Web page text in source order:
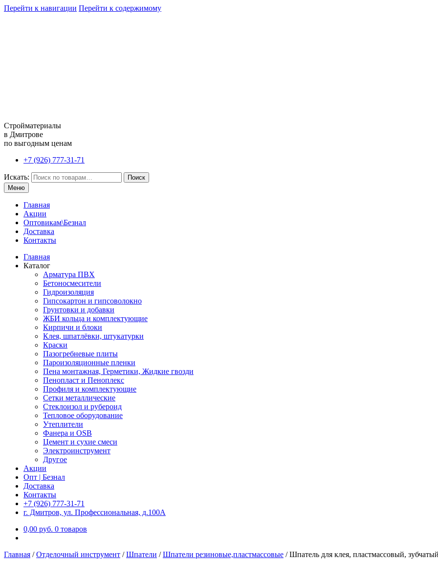
Перейти к навигации Перейти к содержимому
Стройматериалы
в Дмитрове
по выгодным ценам
+7 (926) 777-31-71
Искать:
Поиск
Меню
Главная
Акции
Оптовикам\Безнал
Доставка
Контакты
Главная
Каталог
Арматура ПВХ
Бетоносмесители
Гидроизоляция
Гипсокартон и гипсоволокно
Грунтовки и добавки
ЖБИ кольца и комплектующие
Кирпичи и блоки
Клея, шпатлёвки, штукатурки
Краски
Пазогребневые плиты
Пароизоляционные пленки
Пена монтажная, Герметики, Жидкие гвозди
Пенопласт и Пеноплекс
Профиля и комплектующие
Сетки металлические
Стеклоизол и рубероид
Тепловое оборудование
Утеплители
Фанера и OSB
Цемент и сухие смеси
Электроинструмент
Другое
Акции
Опт | Безнал
Доставка
Контакты
+7 (926) 777-31-71
г. Дмитров, ул. Профессиональная, д.100А
0,00 руб. 0 товаров
Главная /Отделочный инструмент /Шпатели /Шпатели резиновые,пластмассовые /Шпатель для клея, пластмассовый,